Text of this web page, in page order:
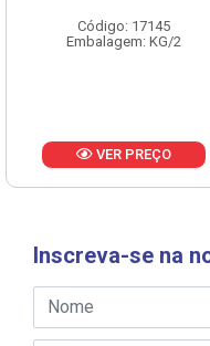
Embalagem: KG/2,5
Inscreva-se na